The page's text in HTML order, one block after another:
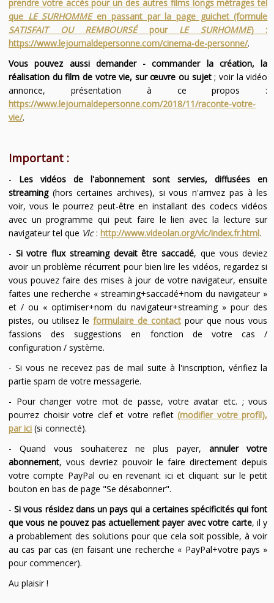
prendre votre accès pour un des autres films longs métrages tel
que LE SURHOMMEen passant par la page guichet (formule
SATISFAIT OU REMBOURSÉpour LE SURHOMME) :
https://www.lejournaldepersonne.com/cinema-de-personne/.
Vous pouvez aussi demander - commander la création, la
réalisation du film de votre vie, sur œuvre ou sujet; voir la vidéo
annonce, présentation à ce propos :
https://www.lejournaldepersonne.com/2018/11/raconte-votre-
vie/.
Important :
- Les vidéos de l'abonnement sont servies, diffusées en
streaming(hors certaines archives), si vous n'arrivez pas à les
voir, vous le pourrez peut-être en installant des codecs vidéos
avec un programme qui peut faire le lien avec la lecture sur
navigateur tel que Vlc: http://www.videolan.org/vlc/index.fr.html.
- Si votre flux streaming devait être saccadé, que vous deviez
avoir un problème récurrent pour bien lire les vidéos, regardez si
vous pouvez faire des mises à jour de votre navigateur, ensuite
faites une recherche « streaming+saccadé+nom du navigateur »
et / ou « optimiser+nom du navigateur+streaming » pour des
pistes, ou utilisez leformulaire de contact pour que nous vous
fassions des suggestions en fonction de votre cas /
configuration / système.
- Si vous ne recevez pas de mail suite à l'inscription, vérifiez la
partie spam de votre messagerie.
- Pour changer votre mot de passe, votre avatar etc. ; vous
pourrez choisir votre clef et votre reflet(modifier votre profil),
par ici(si connecté).
- Quand vous souhaiterez ne plus payer,annuler votre
abonnement, vous devriez pouvoir le faire directement depuis
votre compte PayPal ou en revenant ici et cliquant sur le petit
bouton en bas de page "Se désabonner".
-Si vous résidez dans un pays qui a certaines spécificités qui font
que vous ne pouvez pas actuellement payer avec votre carte, il y
a probablement des solutions pour que cela soit possible, à voir
au cas par cas (en faisant une recherche « PayPal+votre pays »
pour commencer).
Au plaisir !